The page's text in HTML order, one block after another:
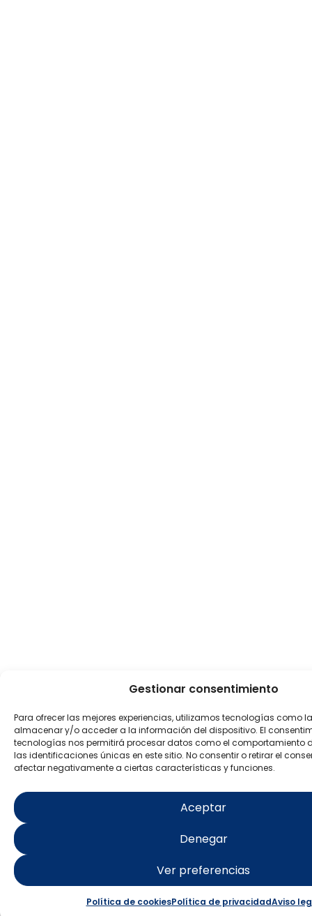
Gestionar consentimiento
Para ofrecer las mejores experiencias, utilizamos tecnologías como
almacenar y/o acceder a la información del dispositivo. El
tecnologías nos permitirá procesar datos como el comportamiento
las identificaciones únicas en este sitio. No consentir o retirar el
afectar negativamente a ciertas características y funciones.
Aceptar
Denegar
Ver preferencias
Política de cookiesPolítica de privacidadAviso